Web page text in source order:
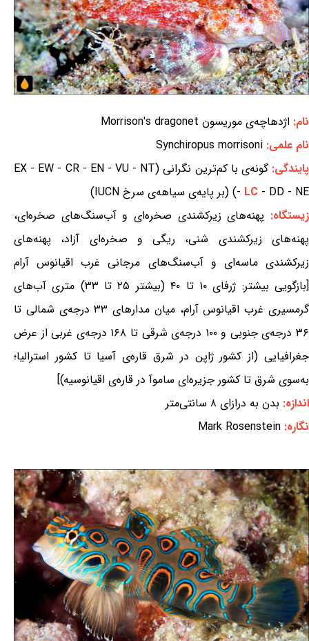
نام: اژدهاچه‌ی موریسون Morrison's dragonet
نام علمی: Synchiropus morrisoni
پایندگی:
گونه‌ی با کم‌ترین نگرانی (EX - EW - CR - EN - VU - NT
- LC - DD - NE) (بر پایه‌ی سیاهه‌ی سرخ IUCN)
زیستگاه: پهنه‌های زیرکشندی صخره‌ای و آب‌سنگ‌های صخره‌ای،
پهنه‌های زیرکشندی شنی، ریگی و صخره‌ای آزاد، پهنه‌های
زیرکشندی ماسه‌ای و آب‌سنگ‌های مرجانی غرب اقیانوس آرام
[بازگویی بیشتر: ژرفای ۱۰ تا ۴۰ (بیشتر ۲۵ تا ۳۳) متری آب‌های
گرمسیری غرب اقیانوس آرام، میان مدارهای ۳۳ درجه‌ی شمالی تا
۳۶ درجه‌ی جنوبی و ۱۰۰ درجه‌ی شرقی تا ۱۶۸ درجه‌ی غربی از عرض
جغرافیایی (از کشور ژاپن در شرق قاره‌ی آسیا تا کشور استرالیا؛
به‌سوی شرق تا کشور جزیره‌ای ساموآ در قاره‌ی اقیانوسیه)]
اندازه: بدن به درازای ۸ سانتی‌متر
نگاره: Mark Rosenstein